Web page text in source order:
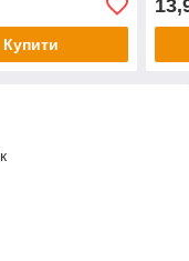
Купити